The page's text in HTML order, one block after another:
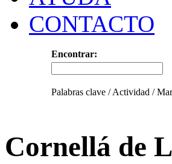
CONTACTO
Encontrar:
Palabras clave / Actividad /
Cornellá de